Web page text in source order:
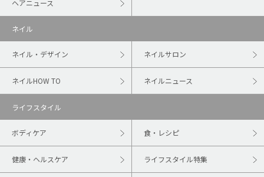
ヘアニュース
ネイル
ネイル・デザイン ネイルサロン
ネイルHOW TO ネイルニュース
ライフスタイル
ボディケア 食・レシピ
健康・ヘルスケア ライフスタイル特集